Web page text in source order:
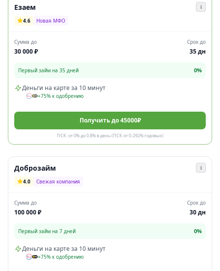
Езаем
i
4.6
Новая МФО
Сумма до
30 000 ₽
Срок до
35 дн
Первый займ на 35 дней 0%
Деньги на карте за 10 минут
+75% к одобрению
Получить до 45000₽
ПСК: от 0% до 0.8% в день (ПСК от 0-292% годовых)
Доброзайм
i
4.0
Свежая компания
Сумма до
100 000 ₽
Срок до
30 дн
Первый займ на 7 дней 0%
Деньги на карте за 10 минут
+75% к одобрению